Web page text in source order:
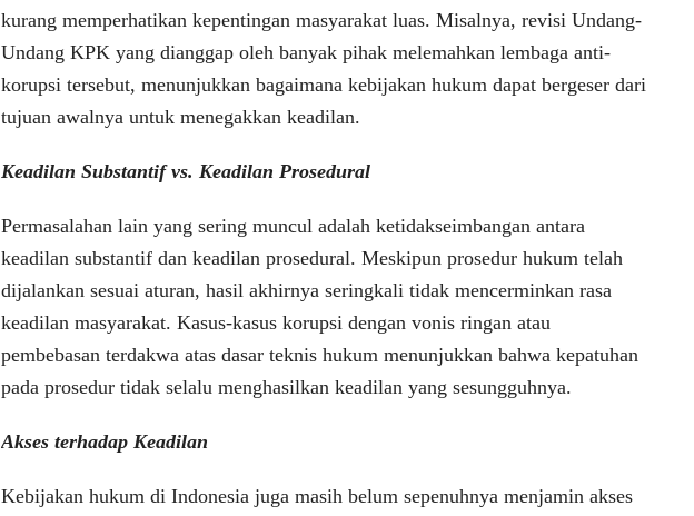
kurang memperhatikan kepentingan masyarakat luas. Misalnya, revisi Undang-
Undang KPK yang dianggap oleh banyak pihak melemahkan lembaga anti-
korupsi tersebut, menunjukkan bagaimana kebijakan hukum dapat bergeser dari
tujuan awalnya untuk menegakkan keadilan.
Keadilan Substantif vs. Keadilan Prosedural
Permasalahan lain yang sering muncul adalah ketidakseimbangan antara
keadilan substantif dan keadilan prosedural. Meskipun prosedur hukum telah
dijalankan sesuai aturan, hasil akhirnya seringkali tidak mencerminkan rasa
keadilan masyarakat. Kasus-kasus korupsi dengan vonis ringan atau
pembebasan terdakwa atas dasar teknis hukum menunjukkan bahwa kepatuhan
pada prosedur tidak selalu menghasilkan keadilan yang sesungguhnya.
Akses terhadap Keadilan
Kebijakan hukum di Indonesia juga masih belum sepenuhnya menjamin akses